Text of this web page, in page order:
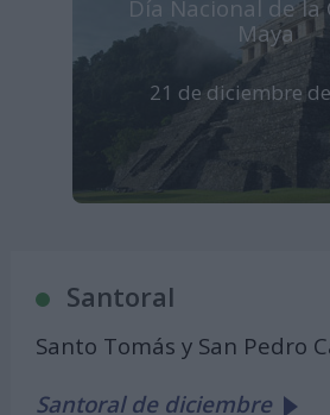
Día Nacional de la
Maya
21 de diciembre
Se celebra en México
Santoral
Santo Tomás y San Pedro
Santoral de diciembre